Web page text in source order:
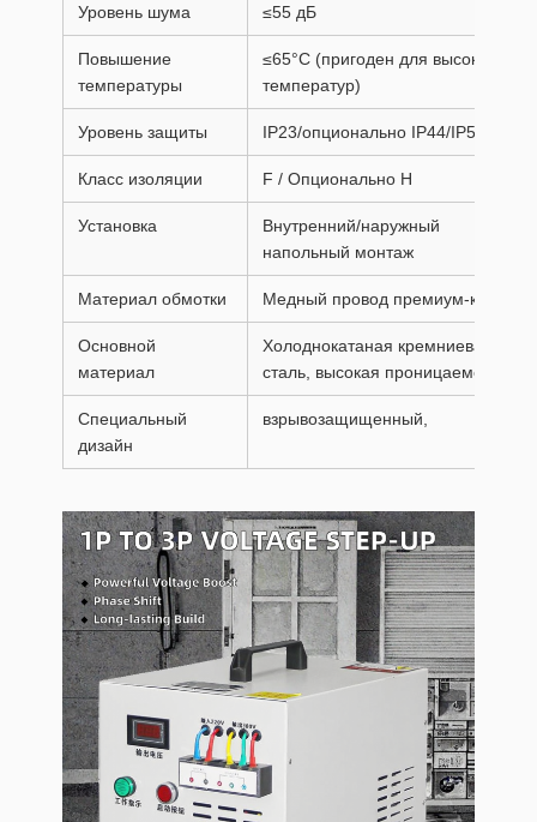
Уровень шума ≤55 дБ
Повышение
температуры
≤65°C (пригоден для высоких
температур)
Уровень защиты IP23/опционально IP44/IP54
Класс изоляции F / Опционально H
Установка
Внутренний/наружный
напольный монтаж
Материал обмотки Медный провод премиум-класса
Основной
материал
Холоднокатаная кремниевая
сталь, высокая проницаемость.
Специальный
дизайн
взрывозащищенный,